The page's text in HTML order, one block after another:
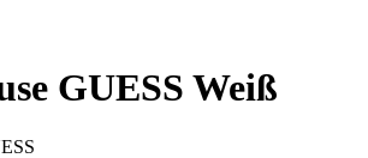
GUESS Weiß